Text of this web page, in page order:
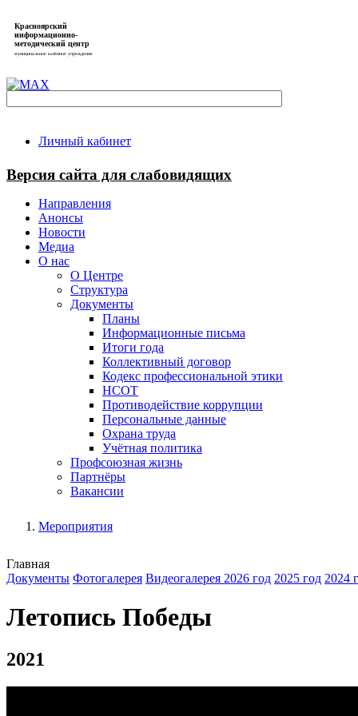
Красноярский
информационно-
методический центр
муниципальное казённое учреждение
Личный кабинет
Версия сайта для слабовидящих
Направления
Анонсы
Новости
Медиа
О нас
О Центре
Структура
Документы
Планы
Информационные письма
Итоги года
Коллективный договор
Кодекс профессиональной этики
НСОТ
Противодействие коррупции
Персональные данные
Охрана труда
Учётная политика
Профсоюзная жизнь
Партнёры
Вакансии
Мероприятия
Главная
Документы Фотогалерея Видеогалерея 2026 год 2025 год 2024
Летопись Победы
2021